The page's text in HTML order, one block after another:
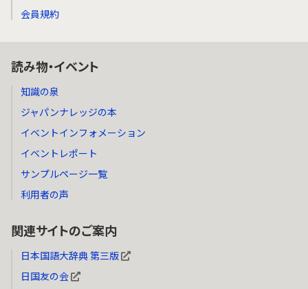
会員規約
読み物・イベント
知識の泉
ジャパンナレッジの本
イベントインフォメーション
イベントレポート
サンプルページ一覧
利用者の声
関連サイトのご案内
日本国語大辞典 第三版
日国友の会